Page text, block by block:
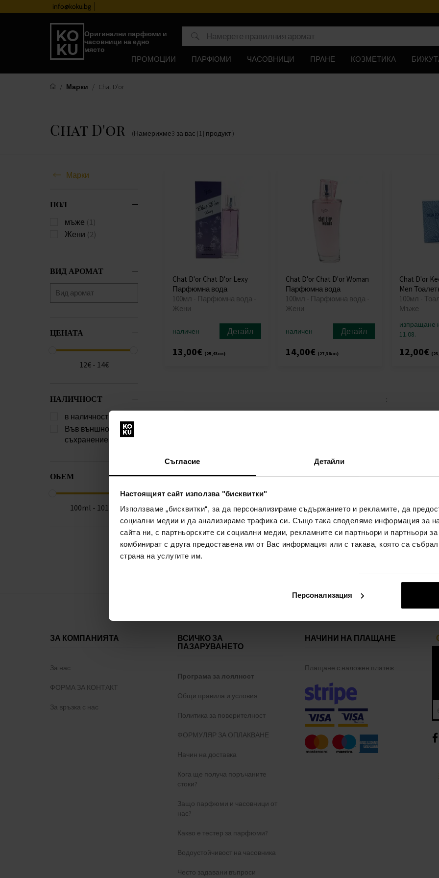
Съгласие Детайли
Настоящият сайт използва "бисквитки"
Използваме „бисквитки“, за да персонализираме съдържанието и рекламите, да
социални медии и да анализираме трафика си. Също така споделяме информация за
сайта ни, с партньорските си социални медии, рекламните си партньори и партньори
комбинират с друга предоставена им от Вас информация или с такава, която са
страна на услугите им.
Персонализация
info@koku.bg
Оригинални парфюми и
часовници на едно
място
ПРОМОЦИИ ПАРФЮМИ ЧАСОВНИЦИ ПРАНЕ КОЗМЕТИКА
Марки Chat D'or
Chat D'or (Намерихме3 за вас{1} продукт )
Марки
ПОЛ
мъже (1)
Жени (2)
ВИД АРОМАТ
ЦЕНАТА
12€ - 14€
НАЛИЧНОСТ
в наличност
Във външно
съхранение
ОБЕМ
100ml - 101ml
Chat D'or Chat D'or Lexy
Парфюмна вода
100мл - Парфюмна вода -
Жени
наличен Детайл
13,00€ (25,43лв)
Chat D'or Chat D'or Woman
Парфюмна вода
100мл - Парфюмна вода -
Жени
наличен Детайл
14,00€ (27,38лв)
Chat D'or
Men
100мл -
Мъже
изпращане
11.08.
12,00€
:
ЗА КОМПАНИЯТА
За нас
ФОРМА ЗА КОНТАКТ
За връзка с нас
ВСИЧКО ЗА
ПАЗАРУВАНЕТО
Програма за лоялност
Общи правила и условия
Политика за поверителност
ФОРМУЛЯР ЗА ОПЛАКВАНЕ
Начин на доставка
Кога ще получа поръчаните
стоки?
Защо парфюми и часовници от
нас?
Какво е тестер за парфюми?
Водоустойчивост на часовника
Често задавани въпроси
НАЧИНИ НА ПЛАЩАНЕ
Плащане с наложен платеж